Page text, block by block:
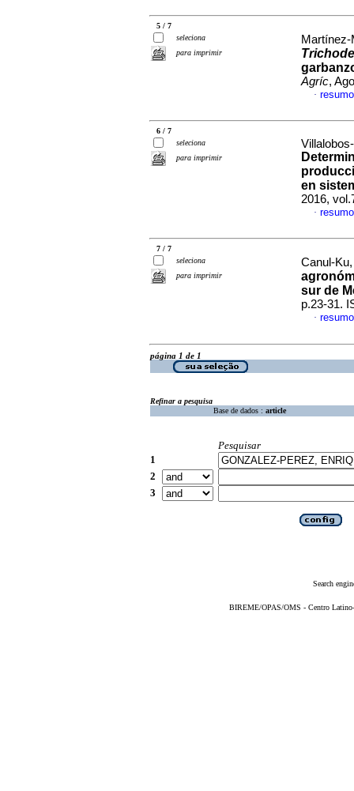
5 / 7
seleciona
para imprimir
Agríc,
·
6 / 7
seleciona
para imprimir
en
2016,
·
7 / 7
seleciona
para imprimir
Canul-
sur de
p.23-31.
·
página 1 de 1
Refinar a pesquisa
Base de dados : article
Pesquisar
1
2
3
Search
BIREME/OPAS/OMS - Centro Latino-